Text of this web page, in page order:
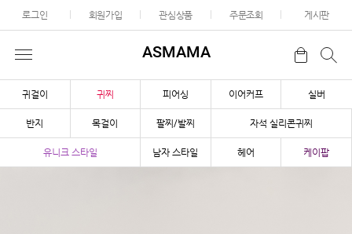
로그인 회원가입 관심상품 주문조회 게시판
ASMAMA
귀걸이 귀찌 피어싱 이어커프 실버
반지 목걸이 팔찌/발찌 자석 실리콘귀찌
유니크 스타일 남자 스타일 헤어 케이팝